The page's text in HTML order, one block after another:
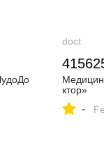
doct
ктор»
-